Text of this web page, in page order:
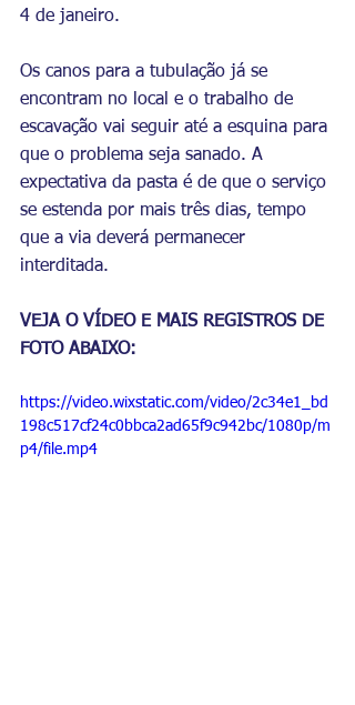
4 de janeiro.
Os canos para a tubulação já se
encontram no local e o trabalho de
escavação vai seguir até a esquina para
que o problema seja sanado. A
expectativa da pasta é de que o serviço
se estenda por mais três dias, tempo
que a via deverá permanecer
interditada.
VEJA O VÍDEO E MAIS REGISTROS DE
FOTO ABAIXO:
https://video.wixstatic.com/video/2c34e1_bd
198c517cf24c0bbca2ad65f9c942bc/1080p/m
p4/file.mp4